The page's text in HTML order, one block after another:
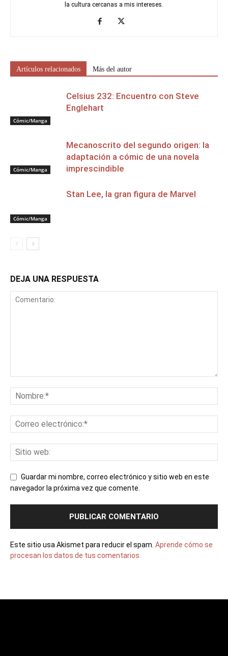
la cultura cercanas a mis intereses.
Artículos relacionados Más del autor
Cómic/Manga
Celsius 232: Encuentro con Steve
Englehart
Cómic/Manga
Mecanoscrito del segundo origen: la
adaptación a cómic de una novela
imprescindible
Cómic/Manga
Stan Lee, la gran figura de Marvel
DEJA UNA RESPUESTA
Guardar mi nombre, correo electrónico y sitio web en este
navegador la próxima vez que comente.
Este sitio usa Akismet para reducir el spam. Aprende cómo se
procesan los datos de tus comentarios.